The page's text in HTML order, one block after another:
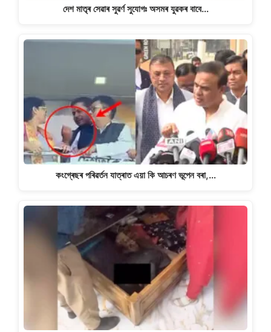
দেশ মাতৃৰ সেৱাৰ সুৱৰ্ণ সুযোগঃ অসমৰ যুৱকৰ বাবে…
কংগ্ৰেছৰ পৰিৱৰ্তন যাত্ৰাত এয়া কি আচৰণ ভূপেন বৰা,…